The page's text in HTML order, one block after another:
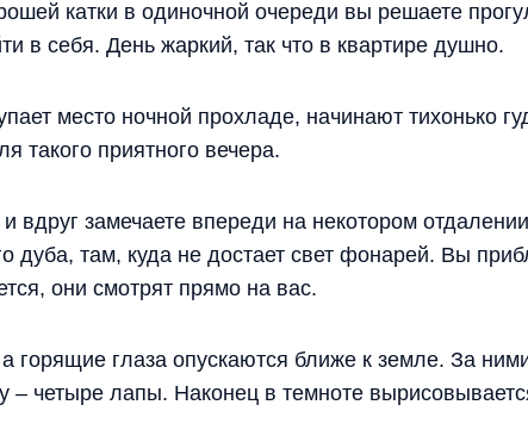
катки в одиночной очереди вы решаете
в себя. День жаркий, так что в квартире душно.
место ночной прохладе, начинают тихонько
такого приятного вечера.
замечаете впереди на некотором отдалении
дуба, там, куда не достает свет фонарей. Вы
они смотрят прямо на вас.
горящие глаза опускаются ближе к земле. За
– четыре лапы. Наконец в темноте